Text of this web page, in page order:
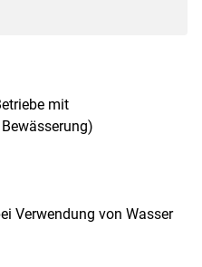
mit
Verwendung von Wasser